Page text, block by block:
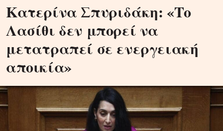
Κατερίνα Σπυριδάκη: «Το
Λασίθι δεν μπορεί να
μετατραπεί σε ενεργειακή
αποικία»